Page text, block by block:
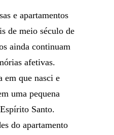
e apartamentos
de meio século de
ainda continuam
afetivas.
em que nasci e
uma pequena
Santo.
do apartamento